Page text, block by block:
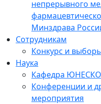
непрерывного
Минздрава
Сотрудникам
Конкурс и
Наука
Кафедра ЮНЕСКО
Конференции и
мероприятия